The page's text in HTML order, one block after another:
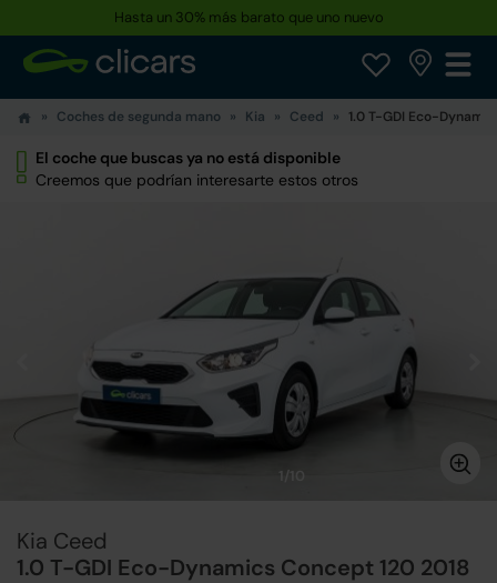
Hasta un 30% más barato que uno nuevo
Coches de segunda mano Kia Ceed 1.0 T-GDI Eco-
El coche que buscas ya no está disponible
Creemos que podrían interesarte estos otros
1/10
Kia Ceed
1.0 T-GDI Eco-Dynamics Concept 120 2018